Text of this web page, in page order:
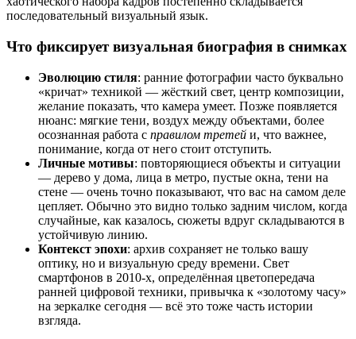
последовательный визуальный язык.
Что фиксирует визуальная биография в снимках
Эволюцию стиля: ранние фотографии часто буквально
«кричат» техникой — жёсткий свет, центр композиции,
желание показать, что камера умеет. Позже появляется
нюанс: мягкие тени, воздух между объектами, более
осознанная работа с правилом третей и, что важнее,
понимание, когда от него стоит отступить.
Личные мотивы: повторяющиеся объекты и ситуации
— дерево у дома, лица в метро, пустые окна, тени на
стене — очень точно показывают, что вас на самом деле
цепляет. Обычно это видно только задним числом, когда
случайные, как казалось, сюжеты вдруг складываются в
устойчивую линию.
Контекст эпохи: архив сохраняет не только вашу
оптику, но и визуальную среду времени. Свет
смартфонов в 2010-х, определённая цветопередача
ранней цифровой техники, привычка к «золотому часу»
на зеркалке сегодня — всё это тоже часть истории
взгляда.